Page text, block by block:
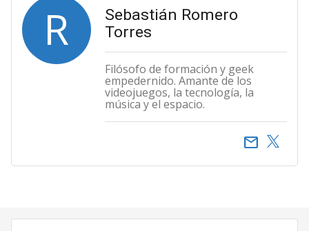
R
Sebastián Romero
Torres
Filósofo de formación y geek
empedernido. Amante de los
videojuegos, la tecnología, la
música y el espacio.
email